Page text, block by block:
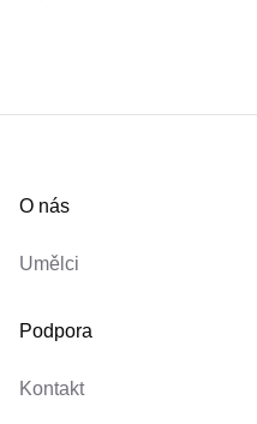
O nás
Umělci
Podpora
Kontakt